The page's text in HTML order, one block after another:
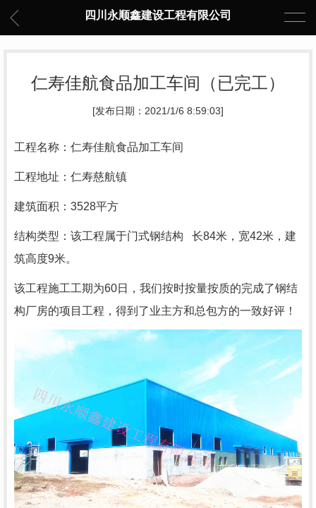
四川永顺鑫建设工程有限公司
仁寿佳航食品加工车间（已完工）
[发布日期：2021/1/6 8:59:03]
工程名称：仁寿佳航食品加工车间
工程地址：仁寿慈航镇
建筑面积：3528平方
结构类型：该工程属于门式钢结构 长84米，宽42米，建
筑高度9米。
该工程施工工期为60日， 我们按时按量按质的完成了钢结
构厂房的项目工程，得到了业主方和总包方的一致好评！